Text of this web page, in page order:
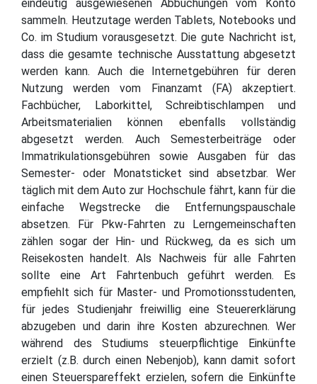
eindeutig ausgewiesenen Abbuchungen vom Konto
sammeln. Heutzutage werden Tablets, Notebooks und
Co. im Studium vorausgesetzt. Die gute Nachricht ist,
dass die gesamte technische Ausstattung abgesetzt
werden kann. Auch die Internetgebühren für deren
Nutzung werden vom Finanzamt (FA) akzeptiert.
Fachbücher, Laborkittel, Schreibtischlampen und
Arbeitsmaterialien können ebenfalls vollständig
abgesetzt werden. Auch Semesterbeiträge oder
Immatrikulationsgebühren sowie Ausgaben für das
Semester- oder Monatsticket sind absetzbar. Wer
täglich mit dem Auto zur Hochschule fährt, kann für die
einfache Wegstrecke die Entfernungspauschale
absetzen. Für Pkw-Fahrten zu Lerngemeinschaften
zählen sogar der Hin- und Rückweg, da es sich um
Reisekosten handelt. Als Nachweis für alle Fahrten
sollte eine Art Fahrtenbuch geführt werden. Es
empfiehlt sich für Master- und Promotionsstudenten,
für jedes Studienjahr freiwillig eine Steuererklärung
abzugeben und darin ihre Kosten abzurechnen. Wer
während des Studiums steuerpflichtige Einkünfte
erzielt (z.B. durch einen Nebenjob), kann damit sofort
einen Steuerspareffekt erzielen, sofern die Einkünfte